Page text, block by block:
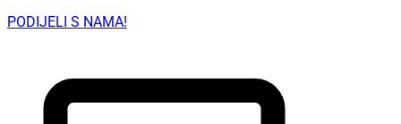
PODIJELI S NAMA!